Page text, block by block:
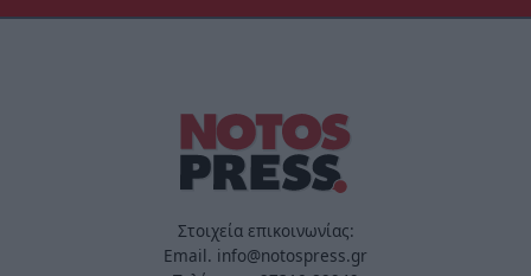
Στοιχεία επικοινωνίας:
Email. info@notospress.gr